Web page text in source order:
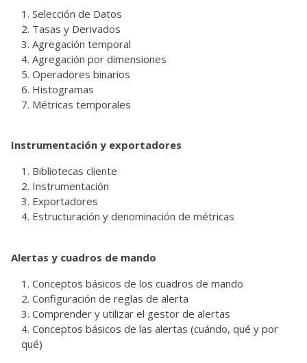
Selección de Datos
Tasas y Derivados
Agregación temporal
Agregación por dimensiones
Operadores binarios
Histogramas
Métricas temporales
Instrumentación y exportadores
Bibliotecas cliente
Instrumentación
Exportadores
Estructuración y denominación de métricas
Alertas y cuadros de mando
Conceptos básicos de los cuadros de mando
Configuración de reglas de alerta
Comprender y utilizar el gestor de alertas
Conceptos básicos de las alertas (cuándo, qué y por
qué)